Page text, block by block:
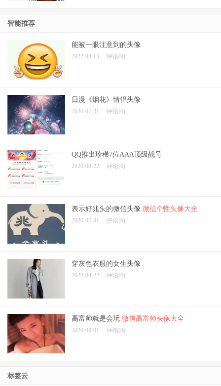
智能推荐
能被一眼注意到的头像
2022-04-15 评论(0)
日漫《烟花》情侣头像
2020-07-31 评论(0)
QQ推出珍稀7位AAA顶级靓号
2020-08-22 评论(0)
表示好兆头的微信头像 微信个性头像大全
2020-07-31 评论(0)
穿灰色衣服的女生头像
2022-04-22 评论(0)
高富帅就是会玩 微信高富帅头像大全
2020-08-01 评论(0)
标签云